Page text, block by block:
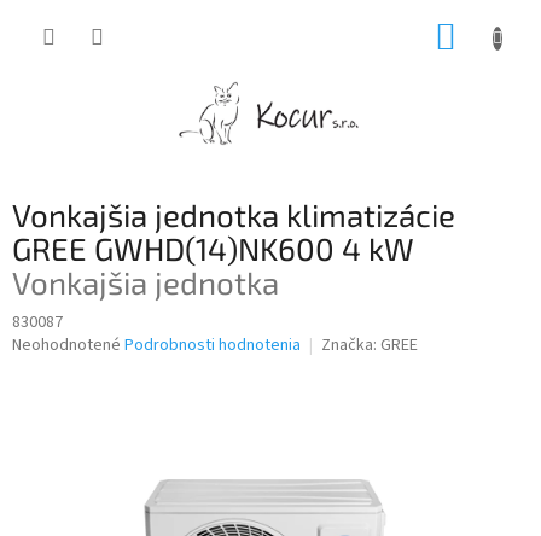
Vonkajšia jednotka klimatizácie
GREE GWHD(14)NK600 4 kW
Vonkajšia jednotka
830087
Priemerné
Neohodnotené Podrobnosti hodnotenia Značka: GREE